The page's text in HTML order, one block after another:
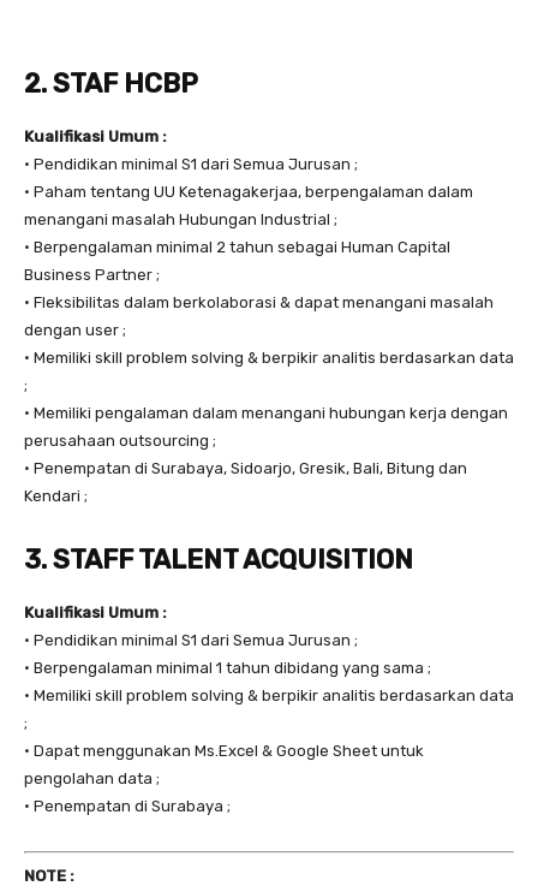
2. STAF HCBP
Kualifikasi Umum :
• Pendidikan minimal S1 dari Semua Jurusan ;
• Paham tentang UU Ketenagakerjaa, berpengalaman dalam
menangani masalah Hubungan Industrial ;
• Berpengalaman minimal 2 tahun sebagai Human Capital
Business Partner ;
• Fleksibilitas dalam berkolaborasi & dapat menangani masalah
dengan user ;
• Memiliki skill problem solving & berpikir analitis berdasarkan data
;
• Memiliki pengalaman dalam menangani hubungan kerja dengan
perusahaan outsourcing ;
• Penempatan di Surabaya, Sidoarjo, Gresik, Bali, Bitung dan
Kendari ;
3. STAFF TALENT ACQUISITION
Kualifikasi Umum :
• Pendidikan minimal S1 dari Semua Jurusan ;
• Berpengalaman minimal 1 tahun dibidang yang sama ;
• Memiliki skill problem solving & berpikir analitis berdasarkan data
;
• Dapat menggunakan Ms.Excel & Google Sheet untuk
pengolahan data ;
• Penempatan di Surabaya ;
NOTE :